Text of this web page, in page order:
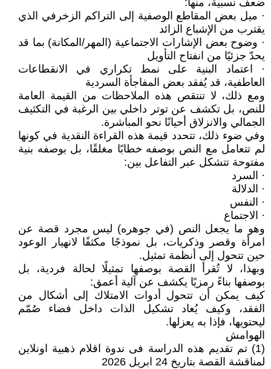
ضعف نسبية، منها:
· ميل بعض المقاطع الوصفية إلى التراكم الزخرفي الذي
يقترب من الإشباع الزائد
· وضوح بعض الإشارات الاجتماعية (المهر/المكانة) بما قد
يحدّ جزئيًا من انفتاح التأويل
· اعتماد البنية على نمط تكراري في الانقطاعات
العاطفية، قد يُفقد بعض المفاجأة السردية
ومع ذلك، لا تنتقص هذه الملاحظات من القيمة العامة
للنص، بل تكشف عن توتر داخلي بين الرغبة في التكثيف
الجمالي والانزلاق أحيانًا نحو المباشرة.
وفي ضوء ذلك، تتحدد قيمة هذه القراءة النقدية في كونها
لم تتعامل مع النص بوصفه خطابًا مغلقًا، بل بوصفه بنية
مفتوحة تتشكل عبر التفاعل بين:
· السرد
· الدلالة
· النفس
· الاجتماع
وهو ما يجعل النص (في جوهره) ليس مجرد قصة عن
امرأة وقصر وذكريات، بل نموذجًا مكثفًا لانهيار الوعود
حين تتحول إلى أنظمة تمثيل.
وبهذا، لا تُقرأ القصة بوصفها تمثيلًا لحالة فردية، بل
بوصفها بناءً رمزيًا يكشف عن آلية أعمق:
كيف يمكن أن تتحول أدوات الامتلاك إلى أشكال من
الفقد، وكيف يُعاد تشكيل الذات داخل فضاء صُمّم
ليحتويها، فإذا به يعزلها.
الهوامش
(1) تم تقديم هذه الدراسة فى ندوة اقلام ذهبية اونلاين
لمناقشة القصة بتاريخ 24 ابريل 2026